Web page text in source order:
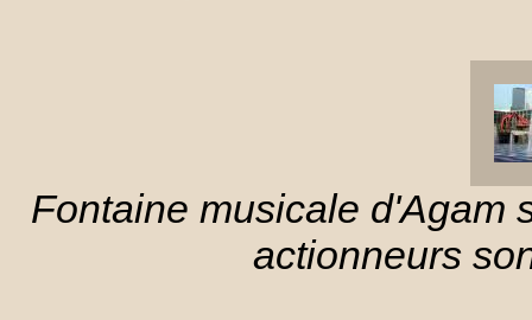
Fontaine musicale d'Agam
actionneurs